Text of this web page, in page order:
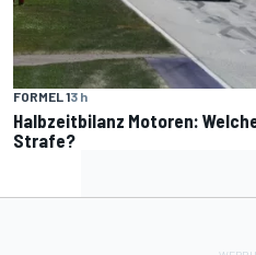
FORMEL 13 h
Halbzeitbilanz Motoren:
Strafe?